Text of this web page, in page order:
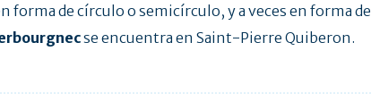
forma de círculo o semicírculo, y a veces en forma de
se encuentra en Saint-Pierre Quiberon.